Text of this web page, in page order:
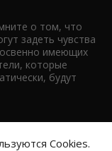
о том, что
задеть чувства
имеющих
которые
будут
Cookies.